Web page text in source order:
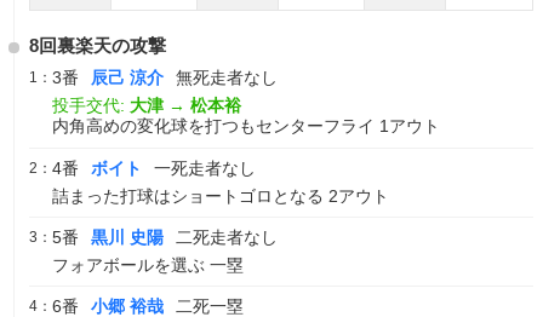
8回裏楽天の攻撃
1： 3番 辰己 涼介
無死走者なし
投手交代: 大津 → 松本裕
内角高めの変化球を打つもセンターフライ 1アウト
2： 4番 ボイト
一死走者なし
詰まった打球はショートゴロとなる 2アウト
3： 5番 黒川 史陽
二死走者なし
フォアボールを選ぶ 一塁
4： 6番 小郷 裕哉
二死一塁